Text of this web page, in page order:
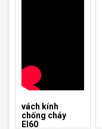
vách kính
chống cháy
EI60